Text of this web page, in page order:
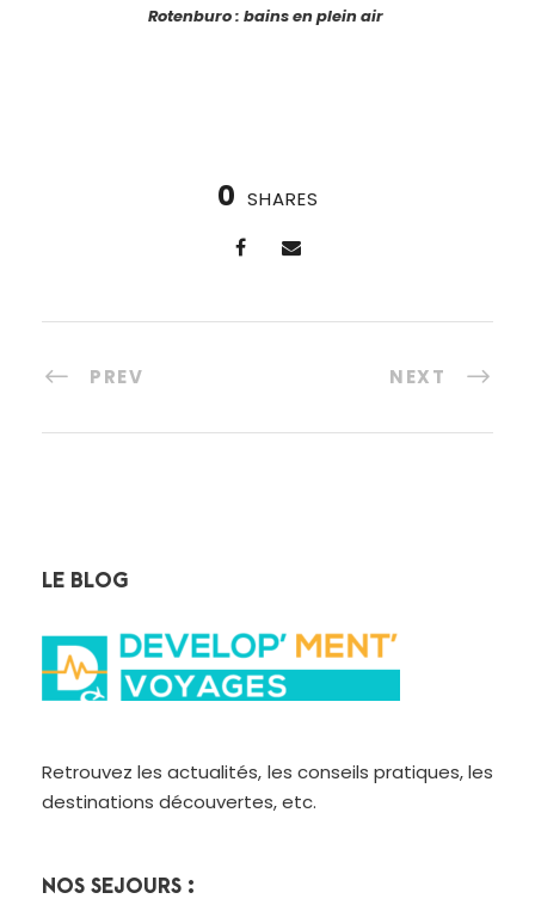
Rotenburo : bains en plein air
0 SHARES
PREV NEXT
LE BLOG
Retrouvez les actualités, les conseils pratiques, les
destinations découvertes, etc.
NOS SÉJOURS :